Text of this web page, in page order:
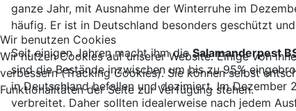
ganze Jahr, mit Ausnahme der Winterruhe im
häufig. Er ist in Deutschland besonders geschützt
Seit einigen Jahren macht ihm dieSalamanderpest
sind die Bestände inzwischen um bis zu 95%
in Deutschland befallen und dezimiert. Im Dezember
verbreitet. Daher sollten idealerweise nach jedem
Wir benutzen Cookies
Wir nutzen Cookies auf unserer Website. Einige von
verbessern (Tracking Cookies). Sie können selbst
Funktionalitäten der Seite zur Verfügung stehen.